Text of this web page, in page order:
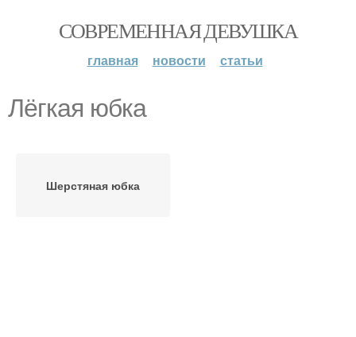
СОВРЕМЕННАЯ ДЕВУШКА
главная новости статьи
Лёгкая юбка
Шерстяная юбка